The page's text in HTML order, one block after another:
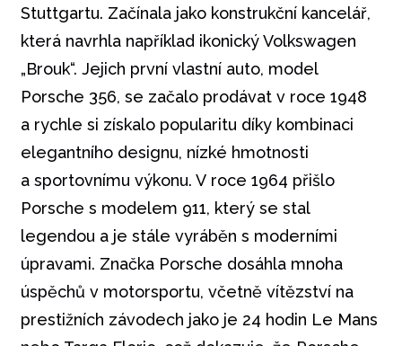
Stuttgartu. Začínala jako konstrukční kancelář,
která navrhla například ikonický Volkswagen
„Brouk“. Jejich první vlastní auto, model
Porsche 356, se začalo prodávat v roce 1948
a rychle si získalo popularitu díky kombinaci
elegantního designu, nízké hmotnosti
a sportovnímu výkonu. V roce 1964 přišlo
Porsche s modelem 911, který se stal
legendou a je stále vyráběn s moderními
úpravami. Značka Porsche dosáhla mnoha
úspěchů v motorsportu, včetně vítězství na
prestižních závodech jako je 24 hodin Le Mans